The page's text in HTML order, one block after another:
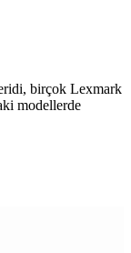
birçok Lexmark
modellerde